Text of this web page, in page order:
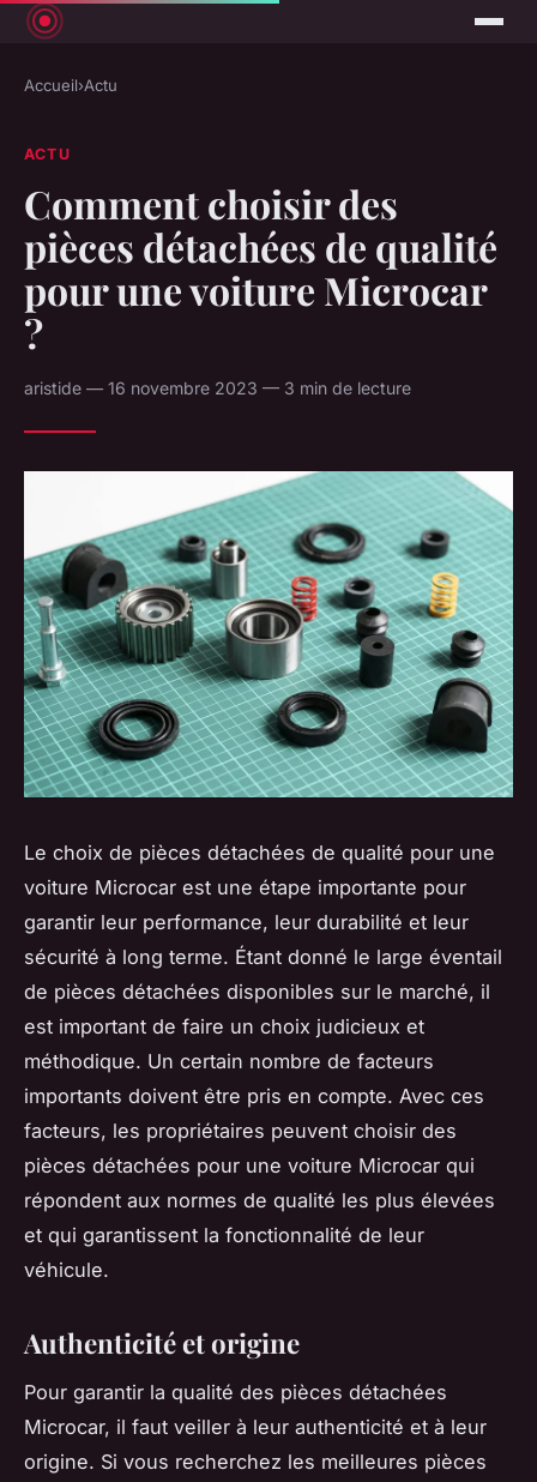
Accueil›Actu
ACTU
Comment choisir des
pièces détachées de qualité
pour une voiture Microcar
?
aristide — 16 novembre 2023 — 3 min de lecture
Le choix de pièces détachées de qualité pour une
voiture Microcar est une étape importante pour
garantir leur performance, leur durabilité et leur
sécurité à long terme. Étant donné le large éventail
de pièces détachées disponibles sur le marché, il
est important de faire un choix judicieux et
méthodique. Un certain nombre de facteurs
importants doivent être pris en compte. Avec ces
facteurs, les propriétaires peuvent choisir des
pièces détachées pour une voiture Microcar qui
répondent aux normes de qualité les plus élevées
et qui garantissent la fonctionnalité de leur
véhicule.
Authenticité et origine
Pour garantir la qualité des pièces détachées
Microcar, il faut veiller à leur authenticité et à leur
origine. Si vous recherchez les meilleures pièces